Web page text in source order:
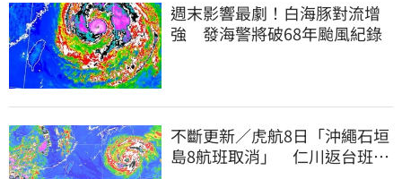
週末影響最劇！白海豚對流增
強 發海警將破68年颱風紀錄
不斷更新／虎航8日「沖繩石垣
島8航班取消」 仁川返台班機